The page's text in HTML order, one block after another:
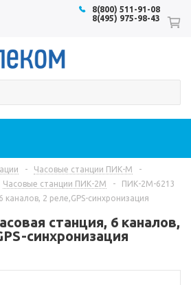
8(800) 511-91-08
8(495) 975-98-43
- Часовые станции ПИК-М
-
Часовые станции ПИК-2М -
ПИК-2М-6213
каналов, 2 реле,GPS-синхронизация
станция, 6 каналов,
синхронизация